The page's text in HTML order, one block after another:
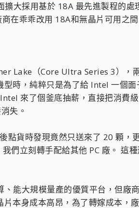
大採用基於 18A 最先進製程的處
在乖乖改用 18A和無晶片可用之間
Lake（Core Ultra Series 3），
時，純粹只是為了給 Intel 一個面
來了個釜底抽薪，直接把消費
失。
點貨時發現竟然只送來了 20 顆，
們立刻轉手配給其他 PC 廠。 這
能大規模量產的優質平台，但廠
本身成本高昂，為了轉嫁成本，